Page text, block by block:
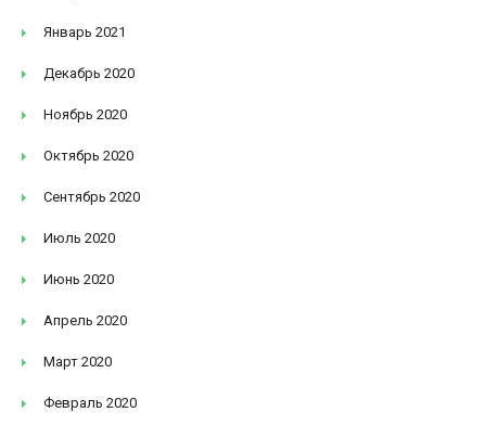
Январь 2021
Декабрь 2020
Ноябрь 2020
Октябрь 2020
Сентябрь 2020
Июль 2020
Июнь 2020
Апрель 2020
Март 2020
Февраль 2020